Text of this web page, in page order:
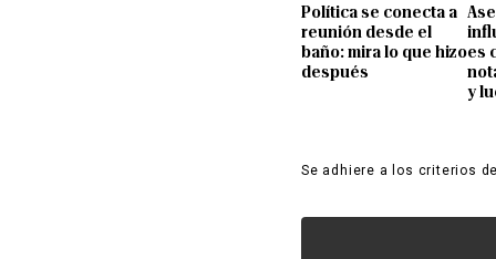
Política se conecta a
reunión desde el
baño: mira lo que hizo
después
es
y
Se adhiere a los criterios